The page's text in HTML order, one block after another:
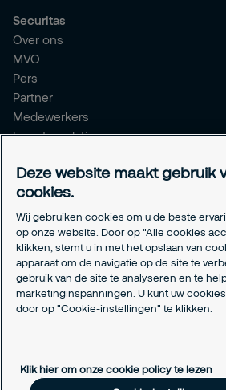
Securitas
Over ons
MVO
Pers
Partner
Medewerkers
Investor relations
Certificeringen
Aanmeldformulieren installatiepartners
Juridisch
Privacyverklaring
Algemene voorwaarden
Responsible disclosure
Cookie-instellingen
Deze website maakt gebruik
cookies.
Wij gebruiken cookies om u de beste
op onze website. Door op "Alle cookies
klikken, stemt u in met het opslaan van
apparaat om de navigatie op de site te
gebruik van de site te analyseren en te
marketinginspanningen. U kunt uw
door op "Cookie-instellingen" te klikken.
Klik hier om onze cookie policy te lezen